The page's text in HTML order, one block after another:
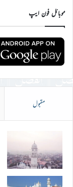
موبائل فون ایپ
مقبول